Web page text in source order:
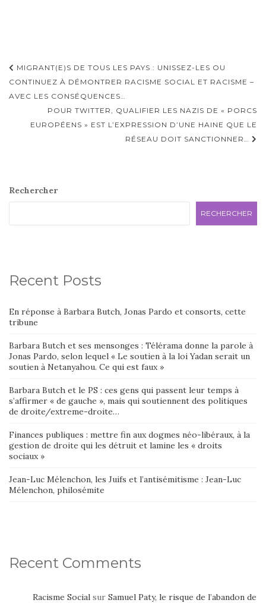
Navigation
d'article
MIGRANT(E)S DE TOUS LES PAYS : UNISSEZ-LES OU
CONTINUEZ À DÉMONTRER RACISME SOCIAL ET RACISME –
AVEC LES CONSÉQUENCES…
POUR TWITTER, QUALIFIER LES NAZIS DE « PORCS
EUROPÉENS » EST L’EXPRESSION D’UNE HAINE QUE LE
RÉSEAU DOIT SANCTIONNER…
Rechercher
RECHERCHER
Recent Posts
En réponse à Barbara Butch, Jonas Pardo et consorts, cette
tribune
Barbara Butch et ses mensonges : Télérama donne la parole à
Jonas Pardo, selon lequel « Le soutien à la loi Yadan serait un
soutien à Netanyahou. Ce qui est faux »
Barbara Butch et le PS : ces gens qui passent leur temps à
s’affirmer « de gauche », mais qui soutiennent des politiques
de droite/extreme-droite…
Finances publiques : mettre fin aux dogmes néo-libéraux, à la
gestion de droite qui les détruit et lamine les « droits
sociaux »
Jean-Luc Mélenchon, les Juifs et l’antisémitisme : Jean-Luc
Mélenchon, philosémite
Recent Comments
Racisme Social sur Samuel Paty, le risque de l’abandon de